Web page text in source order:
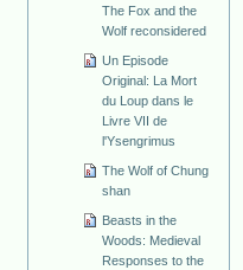
The Fox and the
Wolf reconsidered
Un Episode
Original: La Mort
du Loup dans le
Livre VII de
l'Ysengrimus
The Wolf of Chung
shan
Beasts in the
Woods: Medieval
Responses to the